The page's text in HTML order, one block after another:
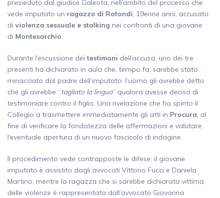
presieduto dal giudice Galeota, nell’ambito del processo che
vede imputato un ragazzo di Rotondi, 19enne anni, accusato
di violenza sessuale e stalking nei confronti di una giovane
di Montesarchio.
Durante l’escussione deitestimoni dell’accusa, uno dei tre
presenti ha dichiarato in aula che, tempo fa, sarebbe stato
minacciato dal padre dell’imputato: l’uomo gli avrebbe detto
che gli avrebbe “tagliato la lingua” qualora avesse deciso di
testimoniare contro il figlio. Una rivelazione che ha spinto il
Collegio a trasmettere immediatamente gli atti in Procura, al
fine di verificare la fondatezza delle affermazioni e valutare
l’eventuale apertura di un nuovo fascicolo di indagine.
Il procedimento vede contrapposte le difese: il giovane
imputato è assistito dagli avvocati Vittorio Fucci e Daniela
Martino, mentre la ragazza che si sarebbe dichiarata vittima
delle violenze è rappresentata dall’avvocato Giovanna